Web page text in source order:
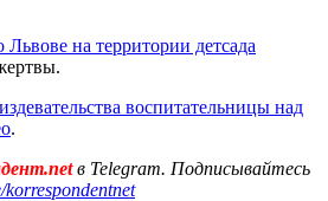
Львове на территории детсада
издевательства воспитательницы над
.
в Telegram. Подписывайтесь
korrespondentnet